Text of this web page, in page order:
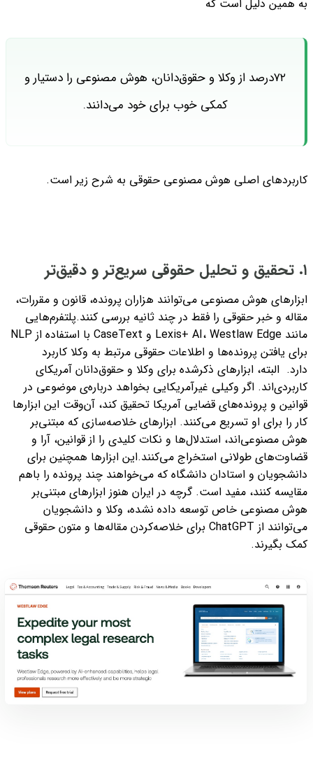
به همین دلیل است که
۷۲درصد از وکلا و حقوق‌دانان، هوش مصنوعی را دستیار و
کمکی خوب برای خود می‌دانند.
کاربردهای اصلی هوش مصنوعی حقوقی به شرح زیر است.
۱. تحقیق و تحلیل حقوقی سریع‌تر و دقیق‌تر
ابزارهای هوش مصنوعی می‌توانند هزاران پرونده، قانون و مقررات،
مقاله و خبر حقوقی را فقط در چند ثانیه بررسی کنند.پلتفرم‌هایی
مانند Lexis+ AI، Westlaw Edge و CaseText با استفاده از NLP
برای یافتن پرونده‌ها و اطلاعات حقوقی مرتبط به وکلا کاربرد
دارد. البته، ابزارهای ذکرشده برای وکلا و حقوق‌دانان آمریکای
کاربردی‌اند. اگر وکیلی غیرآمریکایی بخواهد درباره‌ی موضوعی در
قوانین و پرونده‌های قضایی آمریکا تحقیق کند، آن‌وقت این ابزارها
کار را برای او تسریع می‌کنند. ابزارهای خلاصه‌سازی که مبتنی‌بر
هوش مصنوعی‌اند، استدلال‌ها و نکات کلیدی را از قوانین، آرا و
قضاوت‌های طولانی استخراج می‌کنند.این ابزارها همچنین برای
دانشجویان و استادان دانشگاه که می‌خواهند چند پرونده را باهم
مقایسه کنند،‌ مفید است.گرچه در ایران هنوز ابزارهای مبتنی‌بر
هوش مصنوعی خاص توسعه داده نشده، وکلا و دانشجویان
می‌توانند از ChatGPT برای خلاصه‌کردن مقاله‌ها و متون حقوقی
کمک بگیرند.